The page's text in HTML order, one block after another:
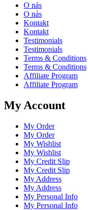
O nás
O nás
Kontakt
Kontakt
Testimonials
Testimonials
Terms & Conditions
Terms & Conditions
Affiliate Program
Affiliate Program
My Account
My Order
My Order
My Wishlist
My Wishlist
My Credit Slip
My Credit Slip
My Address
My Address
My Personal Info
My Personal Info